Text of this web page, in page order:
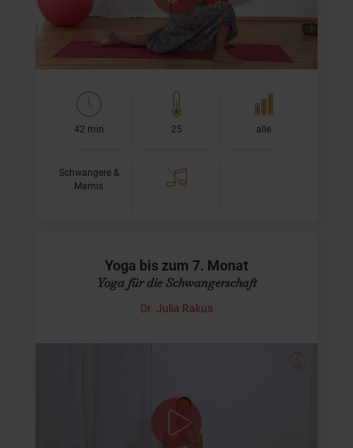
geeignet. Wir beginnen mit einer harmonisierenden
Pranayama-Übung (Atemtechnik) und danach zeige ich
42 min 25 alle
Schwangere &
Mamis
Yoga bis zum 7. Monat
Yoga für die Schwangerschaft
Dr. Julia Rakus
Wir machen einige Yoga-Übungen die Schultern,
Wirbelsäule und Hüfte bewegen und lockern und üben
gemeinsam eine Atemtechnik (Wechselatmung), die
harmonisierend wirkt.